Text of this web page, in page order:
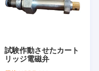
試験作動させたカート
リッジ電磁弁